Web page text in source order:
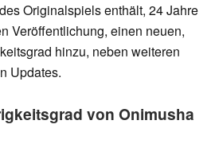
Originalspiels enthält, 24 Jahre
Veröffentlichung, einen neuen,
hinzu, neben weiteren
Updates.
von Onimusha